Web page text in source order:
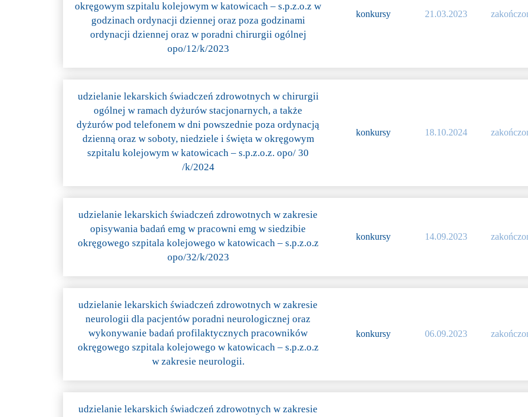
okręgowym szpitalu kolejowym w katowicach – s.p.z.o.z w
godzinach ordynacji dziennej oraz poza godzinami
ordynacji dziennej oraz w poradni chirurgii ogólnej
opo/12/k/2023
konkursy 21.03.2023
udzielanie lekarskich świadczeń zdrowotnych w chirurgii
ogólnej w ramach dyżurów stacjonarnych, a także
dyżurów pod telefonem w dni powszednie poza ordynacją
dzienną oraz w soboty, niedziele i święta w okręgowym
szpitalu kolejowym w katowicach – s.p.z.o.z. opo/ 30
/k/2024
konkursy 18.10.2024
udzielanie lekarskich świadczeń zdrowotnych w zakresie
opisywania badań emg w pracowni emg w siedzibie
okręgowego szpitala kolejowego w katowicach – s.p.z.o.z
opo/32/k/2023
konkursy 14.09.2023
udzielanie lekarskich świadczeń zdrowotnych w zakresie
neurologii dla pacjentów poradni neurologicznej oraz
wykonywanie badań profilaktycznych pracowników
okręgowego szpitala kolejowego w katowicach – s.p.z.o.z
w zakresie neurologii.
konkursy 06.09.2023
udzielanie lekarskich świadczeń zdrowotnych w zakresie